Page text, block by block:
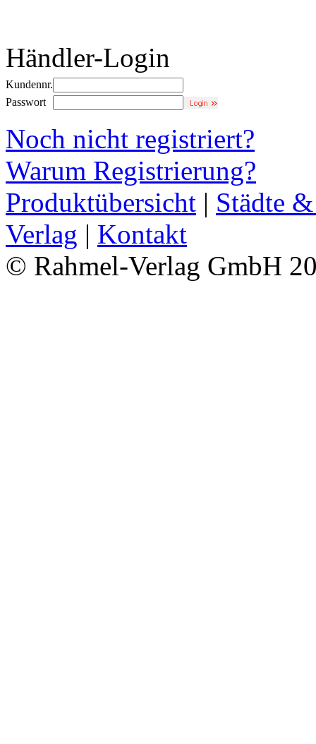
Händler-Login
Kundennr.
Passwort
Noch nicht registriert?
Warum Registrierung?
Produktübersicht | Städte
Verlag | Kontakt
© Rahmel-Verlag GmbH